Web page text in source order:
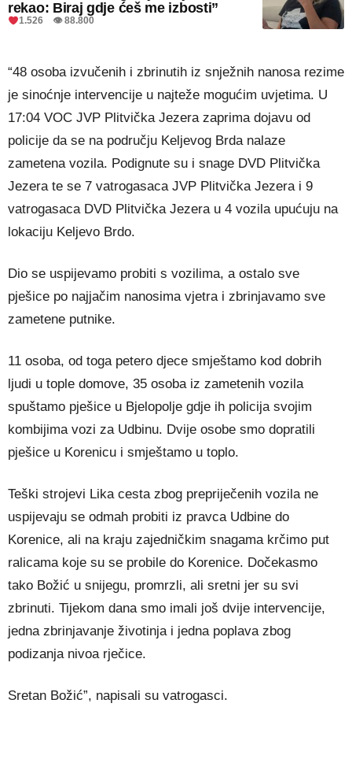
rekao: Biraj gdje ćeš me izbosti”
1.526 👁 88.800
“48 osoba izvučenih i zbrinutih iz snježnih nanosa rezime
je sinoćnje intervencije u najteže mogućim uvjetima. U
17:04 VOC JVP Plitvička Jezera zaprima dojavu od
policije da se na području Keljevog Brda nalaze
zametena vozila. Podignute su i snage DVD Plitvička
Jezera te se 7 vatrogasaca JVP Plitvička Jezera i 9
vatrogasaca DVD Plitvička Jezera u 4 vozila upućuju na
lokaciju Keljevo Brdo.
Dio se uspijevamo probiti s vozilima, a ostalo sve
pješice po najjačim nanosima vjetra i zbrinjavamo sve
zametene putnike.
11 osoba, od toga petero djece smještamo kod dobrih
ljudi u tople domove, 35 osoba iz zametenih vozila
spuštamo pješice u Bjelopolje gdje ih policija svojim
kombijima vozi za Udbinu. Dvije osobe smo dopratili
pješice u Korenicu i smještamo u toplo.
Teški strojevi Lika cesta zbog prepriječenih vozila ne
uspijevaju se odmah probiti iz pravca Udbine do
Korenice, ali na kraju zajedničkim snagama krčimo put
ralicama koje su se probile do Korenice. Dočekasmo
tako Božić u snijegu, promrzli, ali sretni jer su svi
zbrinuti. Tijekom dana smo imali još dvije intervencije,
jedna zbrinjavanje životinja i jedna poplava zbog
podizanja nivoa rječice.
Sretan Božić”, napisali su vatrogasci.